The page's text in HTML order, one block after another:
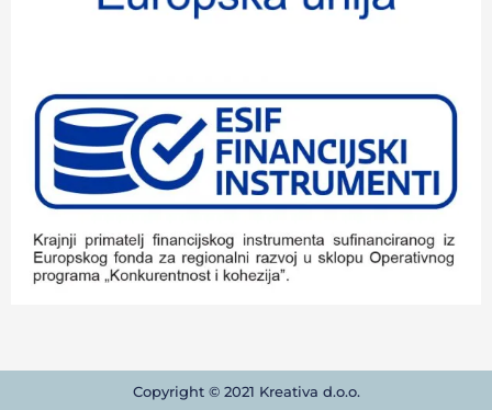
Copyright © 2021 Kreativa d.o.o.